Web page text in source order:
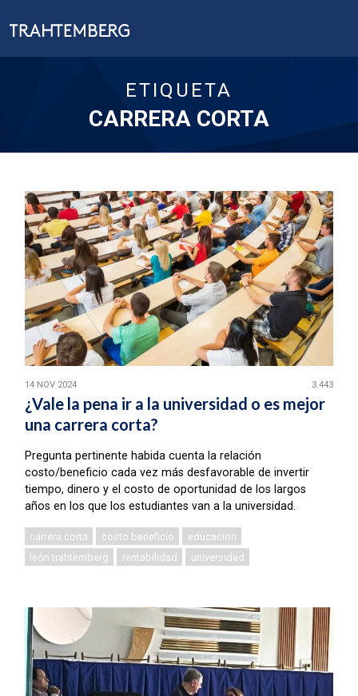
ETIQUETA
CARRERA CORTA
14 NOV 2024 3.443
¿Vale la pena ir a la universidad o es mejor
una carrera corta?
Pregunta pertinente habida cuenta la relación
costo/beneficio cada vez más desfavorable de invertir
tiempo, dinero y el costo de oportunidad de los largos
años en los que los estudiantes van a la universidad.
carrera corta costo beneficio
educación
león trahtemberg
rentabilidad universidad